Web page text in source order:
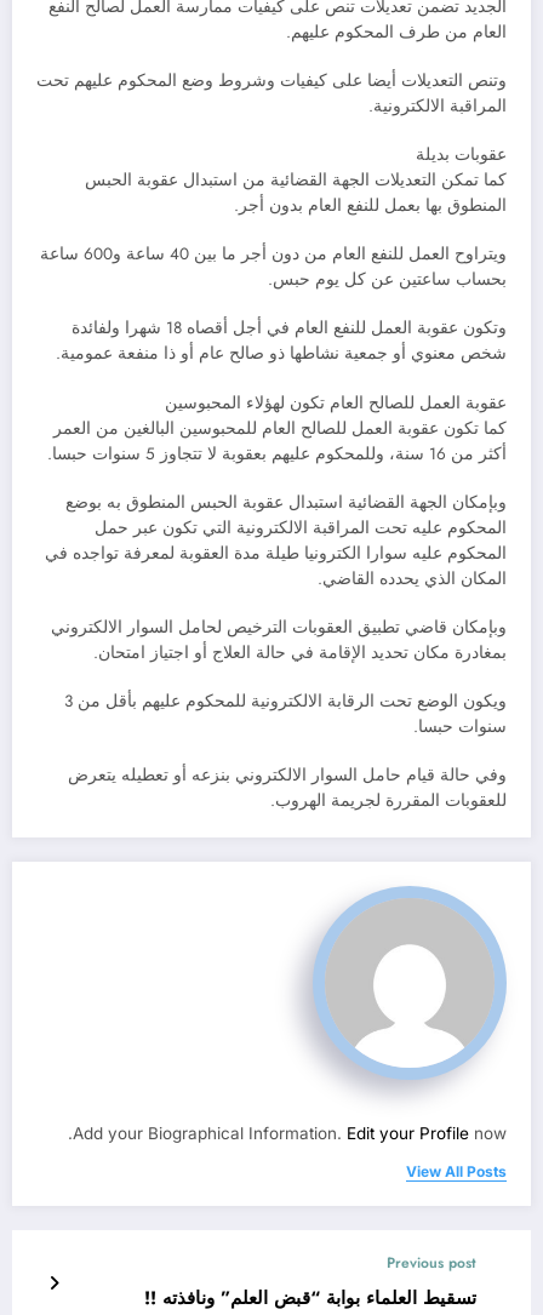
الجديد تضمن تعديلات تنص على كيفيات ممارسة العمل لصالح النفع
العام من طرف المحكوم عليهم.
وتنص التعديلات أيضا على كيفيات وشروط وضع المحكوم عليهم تحت
المراقبة الالكترونية.
عقوبات بديلة
كما تمكن التعديلات الجهة القضائية من استبدال عقوبة الحبس
المنطوق بها بعمل للنفع العام بدون أجر.
ويتراوح العمل للنفع العام من دون أجر ما بين 40 ساعة و600 ساعة
بحساب ساعتين عن كل يوم حبس.
وتكون عقوبة العمل للنفع العام في أجل أقصاه 18 شهرا ولفائدة
شخص معنوي أو جمعية نشاطها ذو صالح عام أو ذا منفعة عمومية.
عقوبة العمل للصالح العام تكون لهؤلاء المحبوسين
كما تكون عقوبة العمل للصالح العام للمحبوسين البالغين من العمر
أكثر من 16 سنة، وللمحكوم عليهم بعقوبة لا تتجاوز 5 سنوات حبسا.
وبإمكان الجهة القضائية استبدال عقوبة الحبس المنطوق به بوضع
المحكوم عليه تحت المراقبة الالكترونية التي تكون عبر حمل
المحكوم عليه سوارا الكترونيا طيلة مدة العقوبة لمعرفة تواجده في
المكان الذي يحدده القاضي.
وبإمكان قاضي تطبيق العقوبات الترخيص لحامل السوار الالكتروني
بمغادرة مكان تحديد الإقامة في حالة العلاج أو اجتياز امتحان.
ويكون الوضع تحت الرقابة الالكترونية للمحكوم عليهم بأقل من 3
سنوات حبسا.
وفي حالة قيام حامل السوار الالكتروني بنزعه أو تعطيله يتعرض
للعقوبات المقررة لجريمة الهروب.
Add your Biographical Information. Edit your Profile now.
View All Posts
Previous post
تسقيط العلماء بوابة “قبض العلم” ونافذته !!